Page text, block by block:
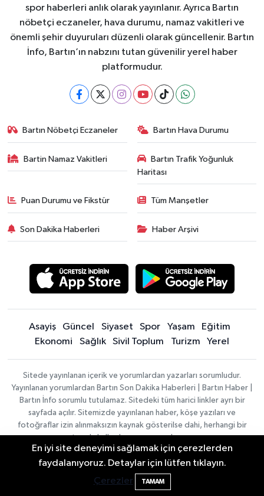
spor haberleri anlık olarak yayınlanır. Ayrıca Bartın
nöbetçi eczaneler, hava durumu, namaz vakitleri ve
önemli şehir duyuruları düzenli olarak güncellenir. Bartın
İnfo, Bartın’ın nabzını tutan güvenilir yerel haber
platformudur.
Bartın Nöbetçi Eczaneler Bartın Hava Durumu
Bartin Namaz Vakitleri
Bartın Trafik Yoğunluk
Haritası
Puan Durumu ve Fikstür Tüm Manşetler
Son Dakika Haberleri Haber Arşivi
Asayiş Güncel Siyaset Spor Yaşam
Eğitim
Ekonomi
Sağlık Sivil Toplum Turizm Yerel
Sitede yayınlanan içerik ve yorumlardan yazarları sorumludur.
Yayınlanan yorumlardan Bartın Son Dakika Haberleri | Bartın Haber |
Bartın İnfo sorumlu tutulamaz. Sitedeki tüm harici linkler ayrı bir
sayfada açılır. Sitemizde yayınlanan haber, köşe yazıları ve
fotoğraflar izin alınmaksızın kaynak gösterilse dahi, herhangi bir
ortamda kullanılamaz ve yayınlanamaz
Turizm
Eğitim
Haber
En iyi site deneyimi sağlamak için çerezlerden
faydalanıyoruz. Detaylar için lütfen tıklayın.
Çerezler
TAMAM
14:28 Kıyı Kenar Çizgisi Dağlara Çıkardı, Denize
Çileli Yolculuk